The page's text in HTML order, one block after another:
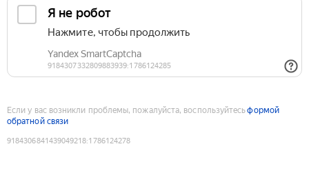
Если у вас возникли проблемы, пожалуйста, воспользуйтесьформой
обратной связи
9184306841439049218:1786124278